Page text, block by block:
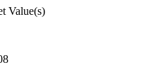
Value(s)